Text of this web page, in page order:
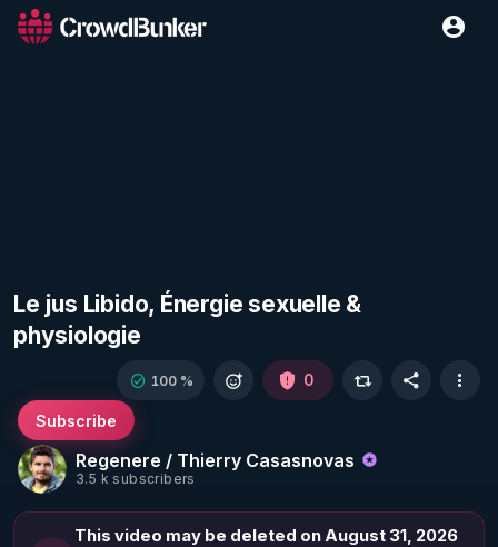
Le jus Libido, Énergie sexuelle &
physiologie
Regenere / Thierry Casasnovas
3.5 k subscribers
Subscribe
100 % 0
This video may be deleted on August 31, 2026